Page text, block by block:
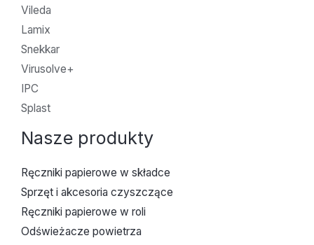
Vileda
Lamix
Snekkar
Virusolve+
IPC
Splast
Nasze produkty
Ręczniki papierowe w składce
Sprzęt i akcesoria czyszczące
Ręczniki papierowe w roli
Odświeżacze powietrza